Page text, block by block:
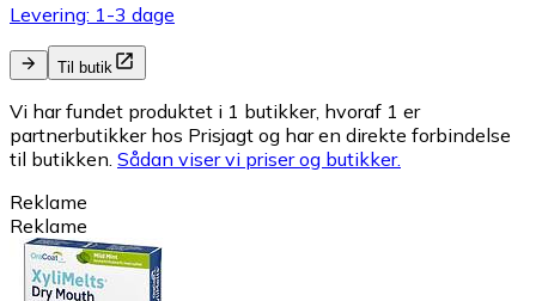
Levering: 1-3 dage
Til butik
Vi har fundet produktet i 1 butikker, hvoraf 1 er
partnerbutikker hos Prisjagt og har en direkte forbindelse
til butikken. Sådan viser vi priser og butikker.
Reklame
Reklame